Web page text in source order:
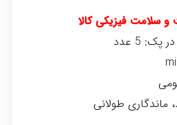
و سلامت فیزیکی کالا
5 عدد
ماندگاری طولانی